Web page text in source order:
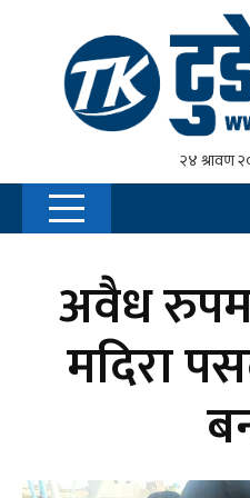
अवैध
मदिरा